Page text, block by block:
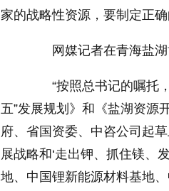
家的战略性资源，要制定正
网媒记者在青海盐湖
“按照总书记的嘱托，
五”发展规划》和《盐湖资源
府、省国资委、中咨公司起
展战略和‘走出钾、抓住镁、
地、中国锂新能源材料基地